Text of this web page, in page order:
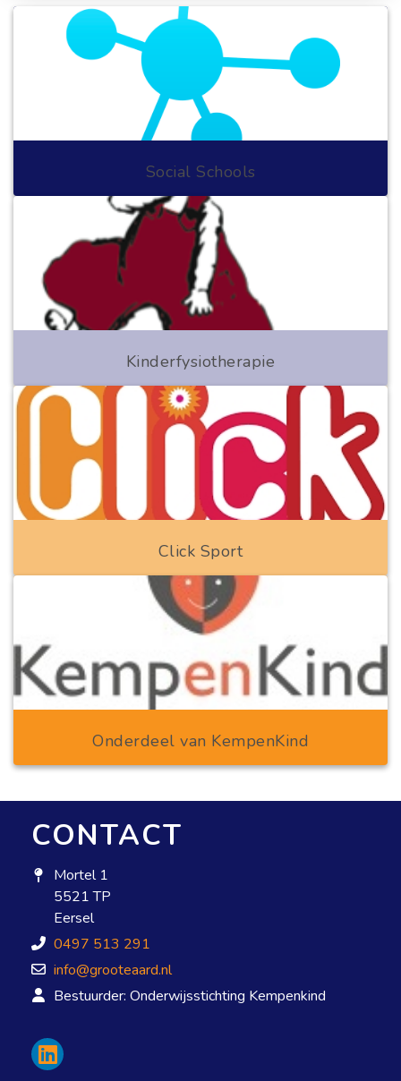
Social Schools
Kinderfysiotherapie
Click Sport
Onderdeel van KempenKind
CONTACT
Mortel 1
5521 TP
Eersel
0497 513 291
info@grooteaard.nl
Bestuurder: Onderwijsstichting Kempenkind